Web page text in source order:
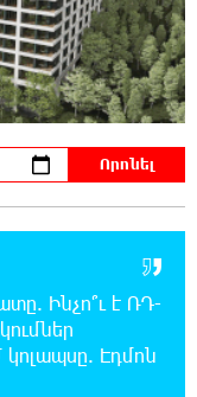
Կիևյան
է տղամարդու
տանը 18-ամյա
կոտրել են
Ինչո՞ւ է ՌԴ-
կոլապսը. Էդմոն